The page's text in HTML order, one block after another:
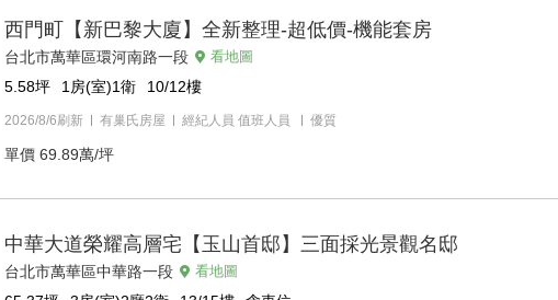
西門町【新巴黎大廈】全新整理-超低價-機能套房
台北市萬華區環河南路一段 看地圖
5.58坪 1房(室)1衛 10/12樓
2026/8/6刷新 有巢氏房屋 經紀人員 值班人員 優質
單價 69.89萬/坪
中華大道榮耀高層宅【玉山首邸】三面採光景觀名邸
台北市萬華區中華路一段 看地圖